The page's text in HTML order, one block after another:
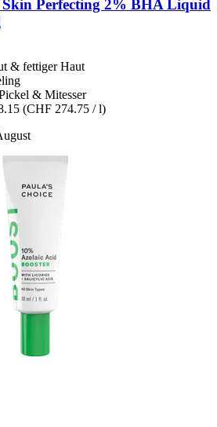
Skin Perfecting 2% BHA Liquid
& fettiger Haut
& Mitesser
(CHF 274.75 / l)